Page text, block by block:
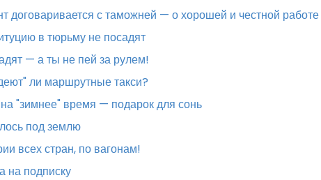
договаривается с таможней — о хорошей и честной работе
в тюрьму не посадят
— а ты не пей за рулем!
ли маршрутные такси?
"зимнее" время — подарок для сонь
под землю
всех стран, по вагонам!
на подписку